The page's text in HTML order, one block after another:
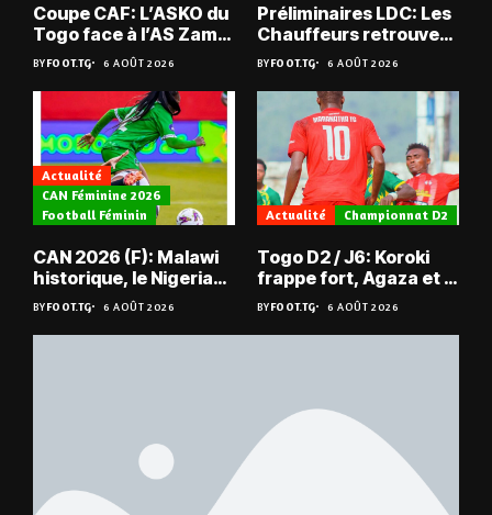
Coupe CAF: L’ASKO du
Togo face à l’AS Zam
du Niger
BYFOOT.TG 6 AOÛT 2026
Préliminaires LDC: Les
Chauffeurs retrouvent
les Mimos
BYFOOT.TG 6 AOÛT 2026
Actualité
CAN Féminine 2026
Football Féminin
CAN 2026 (F): Malawi
historique, le Nigeria
sauvé, la Zambie
éliminée
BYFOOT.TG 6 AOÛT 2026
Actualité Championnat D2
Togo D2 / J6: Koroki
frappe fort, Agaza et la
JCA assurent,
suspense avant Sara
FC – Doumbé FC
BYFOOT.TG 6 AOÛT 2026